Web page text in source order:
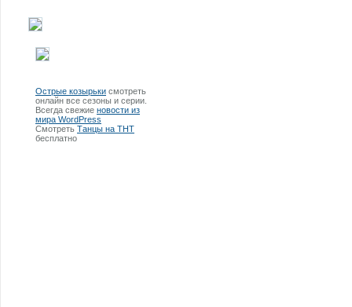
Острые козырьки смотреть
онлайн все сезоны и серии.
Всегда свежие новости из
мира WordPress
Смотреть Танцы на ТНТ
бесплатно